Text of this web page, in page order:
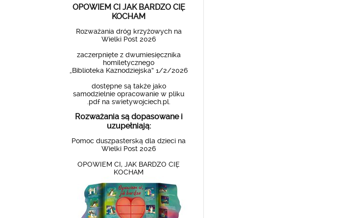
OPOWIEM CI JAK BARDZO CIĘ
KOCHAM
Rozważania dróg krzyżowych na
Wielki Post 2026
zaczerpnięte z dwumiesięcznika
homiletycznego
„Biblioteka Kaznodziejska” 1/2/2026
dostępne są także jako
samodzielnie opracowanie w pliku
.pdf na swietywojciech.pl.
Rozważania są dopasowane i
uzupełniają:
Pomoc duszpasterską dla dzieci na
Wielki Post 2026
OPOWIEM CI, JAK BARDZO CIĘ
KOCHAM